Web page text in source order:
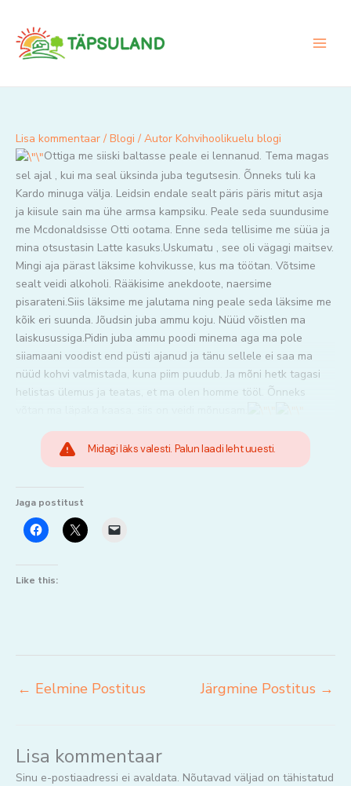
content
Lisa kommentaar / Blogi / Autor Kohvihoolikuelu blogi
Ottiga me siiski baltasse peale ei lennanud. Tema magas
sel ajal , kui ma seal üksinda juba tegutsesin. Õnneks tuli ka
Kardo minuga välja. Leidsin endale sealt päris päris mitut asja
ja kiisule sain ma ühe armsa kampsiku. Peale seda suundusime
me Mcdonaldsisse Otti ootama. Enne seda tellisime me süüa ja
mina otsustasin Latte kasuks.Uskumatu , see oli vägagi maitsev.
Mingi aja pärast läksime kohvikusse, kus ma töötan. Võtsime
sealt veidi alkoholi. Rääkisime anekdoote, naersime
pisarateni.Siis läksime me jalutama ning peale seda läksime me
kõik eri suunda. Jõudsin juba ammu koju. Nüüd võistlen ma
laiskusussiga.Pidin juba ammu poodi minema aga ma pole
siiamaani voodist end püsti ajanud ja tänu sellele ei saa ma
nüüd kohvi valmistada, kuna piim puudub. Ja mõni hetk tagasi
helistas ülemus ja teatas, et ma olen homme tööl. Õnneks
Midagi läks valesti. Palun laadi leht uuesti.
Jaga postitust
Like this:
← Eelmine Postitus Järgmine Postitus →
Lisa kommentaar
Sinu e-postiaadressi ei avaldata. Nõutavad väljad on tähistatud